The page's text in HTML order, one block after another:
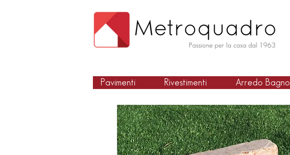
Pavimenti Rivestimenti Arredo Bagno